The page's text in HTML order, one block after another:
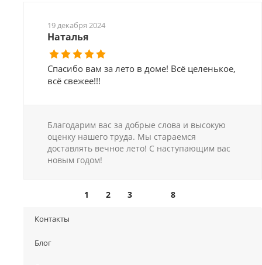
19 декабря 2024
Наталья
Спасибо вам за лето в доме! Всё целенькое,
всё свежее!!!
Благодарим вас за добрые слова и высокую
оценку нашего труда. Мы стараемся
доставлять вечное лето! С наступающим вас
новым годом!
1 2 3 8
Контакты
Блог